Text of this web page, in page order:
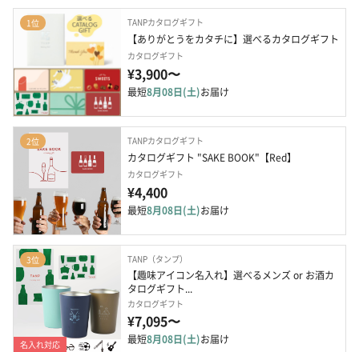
1位 TANPカタログギフト
【ありがとうをカタチに】選べるカタログギフト
カタログギフト
¥3,900〜
最短8月08日(土)お届け
2位 TANPカタログギフト
カタログギフト "SAKE BOOK"【Red】
カタログギフト
¥4,400
最短8月08日(土)お届け
3位
名入れ対応
TANP（タンプ）
【趣味アイコン名入れ】選べるメンズ or お酒カ
タログギフト...
カタログギフト
¥7,095〜
最短8月08日(土)お届け